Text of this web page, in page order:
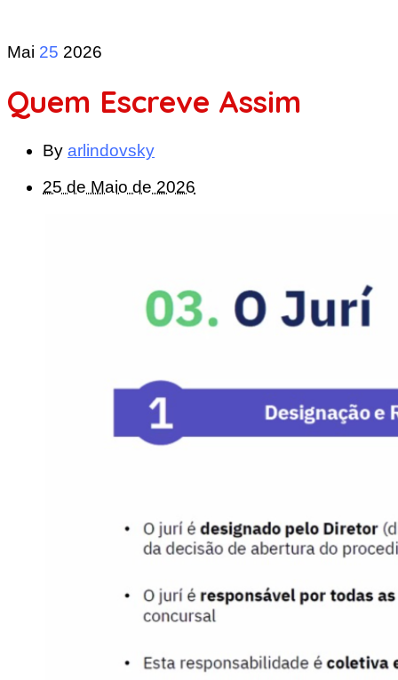
Mai 25 2026
Quem Escreve Assim
By arlindovsky
25 de Maio de 2026